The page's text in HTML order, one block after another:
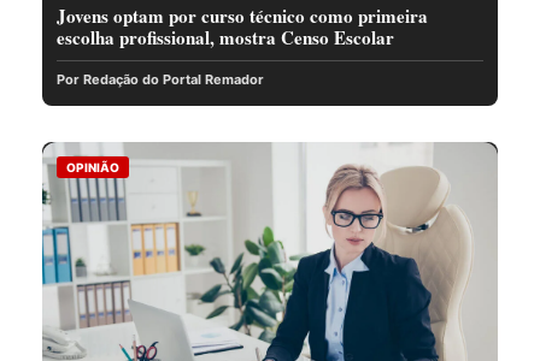
Jovens optam por curso técnico como primeira
escolha profissional, mostra Censo Escolar
Por Redação do Portal Remador
OPINIÃO